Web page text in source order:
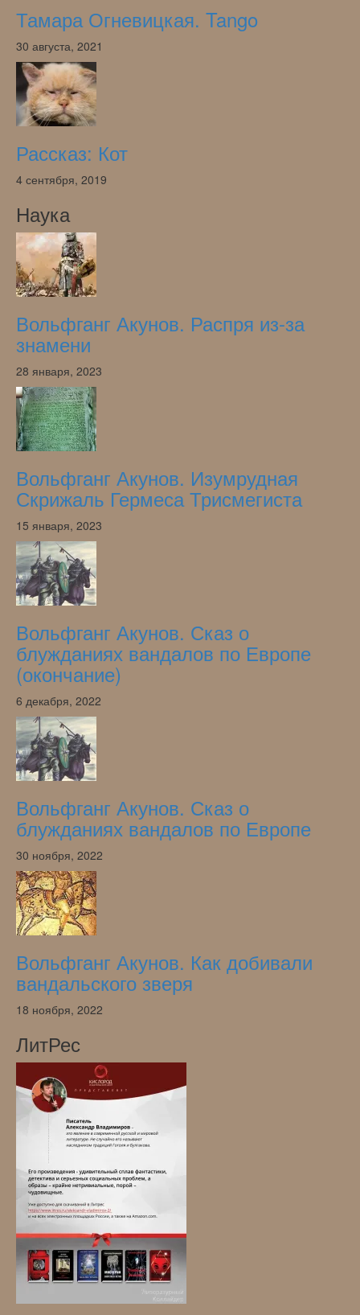
Тамара Огневицкая. Tango
30 августа, 2021
Рассказ: Кот
4 сентября, 2019
Наука
Вольфганг Акунов. Распря из-за
знамени
28 января, 2023
Вольфганг Акунов. Изумрудная
Скрижаль Гермеса Трисмегиста
15 января, 2023
Вольфганг Акунов. Сказ о
блужданиях вандалов по Европе
(окончание)
6 декабря, 2022
Вольфганг Акунов. Сказ о
блужданиях вандалов по Европе
30 ноября, 2022
Вольфганг Акунов. Как добивали
вандальского зверя
18 ноября, 2022
ЛитРес